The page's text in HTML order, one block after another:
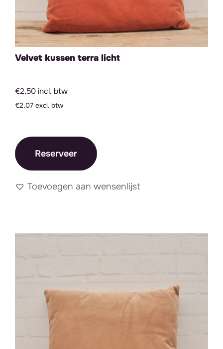
Velvet kussen terra licht
€2,50 incl. btw
€2,07 excl. btw
Reserveer
Toevoegen aan wensenlijst